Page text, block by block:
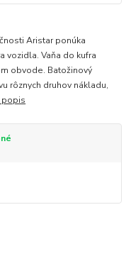
Aristar ponúka
vozidla. Vaňa do kufra
obvode. Batožinový
rôznych druhov nákladu,
popis